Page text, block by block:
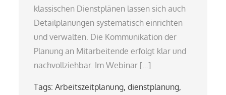
klassischen Dienstplänen lassen sich auch
Detailplanungen systematisch einrichten
und verwalten. Die Kommunikation der
Planung an Mitarbeitende erfolgt klar und
nachvollziehbar. Im Webinar […]
Tags:Arbeitszeitplanung,dienstplanung,